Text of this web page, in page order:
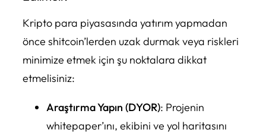
Kripto para piyasasında yatırım yapmadan
önce shitcoin’lerden uzak durmak veya riskleri
minimize etmek için şu noktalara dikkat
etmelisiniz:
Araştırma Yapın (DYOR): Projenin
whitepaper’ını, ekibini ve yol haritasını